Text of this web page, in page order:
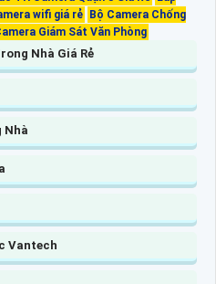
wifi giá rẻ
Bộ Camera Chống
Giám Sát Văn Phòng
Nhà Giá Rẻ
Nhà
Vantech